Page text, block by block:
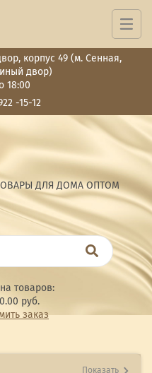
корпус 49 (м. Сенная,
двор)
18:00
-15-12
ДЛЯ ДОМА ОПТОМ
товаров:
0.00 руб.
заказ
Показать